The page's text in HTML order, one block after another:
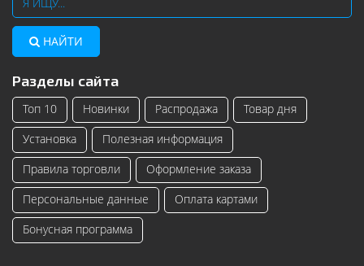
НАЙТИ
Разделы сайта
Топ 10 Новинки Распродажа
Товар дня
Установка
Полезная информация
Правила торговли
Оформление заказа
Персональные данные
Оплата картами
Бонусная программа